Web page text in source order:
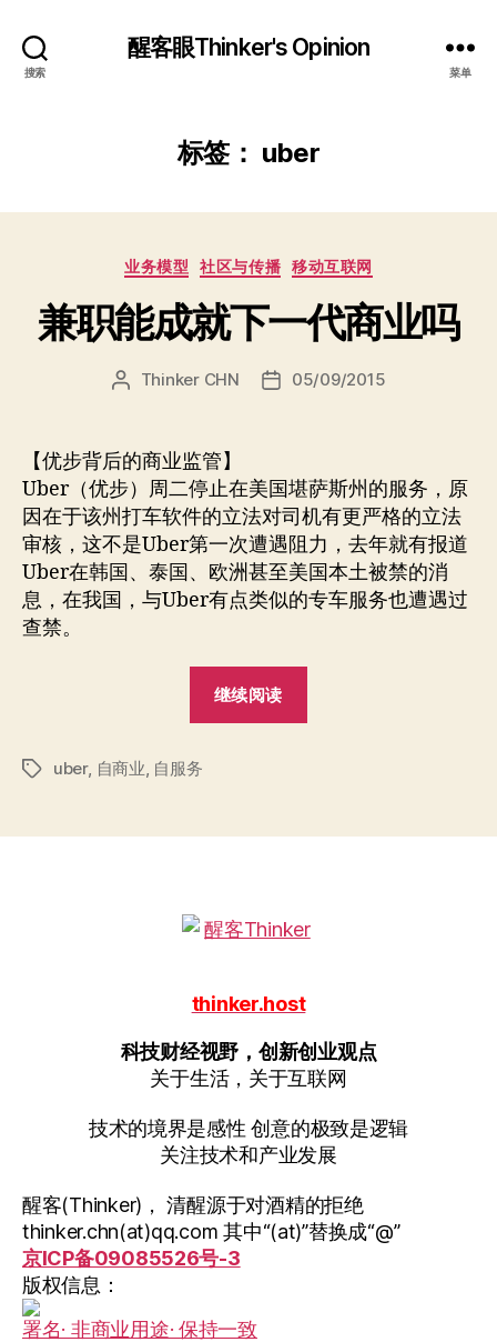
搜索
醒客眼Thinker's Opinion
菜单
标签： uber
分
业务模型 社区与传播 移动互联网
兼职能成就下一代商业吗
文
者
Thinker CHN
发 05/09/2015
【优步背后的商业监管】
Uber（优步）周二停止在美国堪萨斯州的服务，原
因在于该州打车软件的立法对司机有更严格的立法
审核，这不是Uber第一次遭遇阻力，去年就有报道
Uber在韩国、泰国、欧洲甚至美国本土被禁的消
息，在我国，与Uber有点类似的专车服务也遭遇过
查禁。
继续阅读
下
商
标
uber, 自商业, 自服务
thinker.host
科技财经视野，创新创业观点
关于生活，关于互联网
技术的境界是感性 创意的极致是逻辑
关注技术和产业发展
醒客(Thinker)， 清醒源于对酒精的拒绝
thinker.chn(at)qq.com 其中“(at)”替换成“@”
京ICP备09085526号-3
版权信息：
署名· 非商业用途· 保持一致